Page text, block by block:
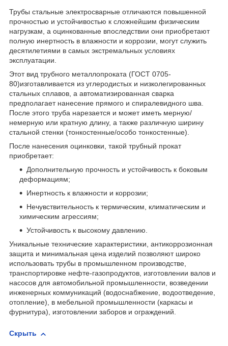
Трубы стальные электросварные отличаются повышенной
прочностью и устойчивостью к сложнейшим физическим
нагрузкам, а оцинкованные впоследствии они приобретают
полную инертность в влажности и коррозии, могут служить
десятилетиями в самых экстремальных условиях
эксплуатации.
Этот вид трубного металлопроката (ГОСТ 0705-
80)изготавливается из углеродистых и низколегированных
стальных сплавов, а автоматизированная сварка
предполагает нанесение прямого и спиралевидного шва.
После этого труба нарезается и может иметь мерную/
немерную или кратную длину, а также различную ширину
стальной стенки (тонкостенные/особо тонкостенные).
После нанесения оцинковки, такой трубный прокат
приобретает:
Дополнительную прочность и устойчивость к боковым
деформациям;
Инертность к влажности и коррозии;
Нечувствительность к термическим, климатическим и
химическим агрессиям;
Устойчивость к высокому давлению.
Уникальные технические характеристики, антикоррозионная
защита и минимальная цена изделий позволяют широко
использовать трубы в промышленном производстве,
транспортировке нефте-газопродуктов, изготовлении валов и
насосов для автомобильной промышленности, возведении
инженерных коммуникаций (водоснабжение, водоотведение,
отопление), в мебельной промышленности (каркасы и
фурнитура), изготовлении заборов и ограждений.
Скрыть